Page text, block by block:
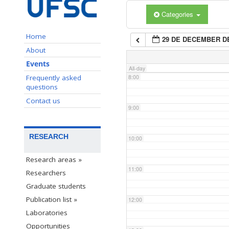
Home
About
Events
Frequently asked
questions
Contact us
RESEARCH
Research areas »
Researchers
Graduate students
Publication list »
Laboratories
Opportunities
Categories
29 DE DECEMBER
All-day
7:00
8:00
9:00
10:00
11:00
12:00